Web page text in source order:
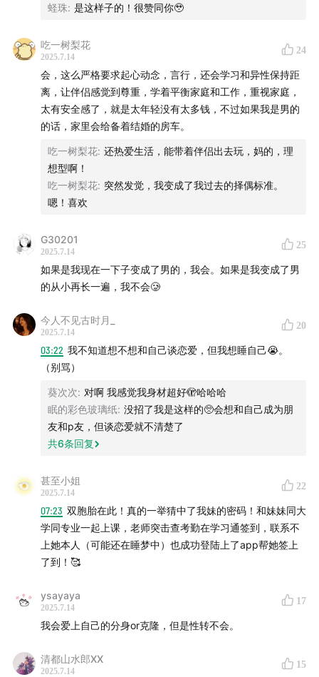
蛏珠: 是这样子的！很赞同你🥹
吃一树梨花
2025.7.14
24
会，这么严格要求起心动念，言行，还会学习和异性保持距
离，让伴侣感觉到尊重，学着平衡家庭和工作，重视家庭，
太有安全感了，就是太年轻没有太多钱，不过如果我是男的
的话，家里会给备着结婚的房车。
吃一树梨花: 还热爱生活，能带着伴侣出去玩，妈的，理
想型啊！
吃一树梨花: 突然发觉，我变成了我过去的择偶标准。
嗯！喜欢
G30201
2025.7.14
25
如果是我现在一下子变成了男的，我会。如果是我变成了男
的从小再长一遍，我不会🥲
今人不见古时月_
2025.7.14
20
03:22 我不知道想不想和自己谈恋爱，但我想睡自己😭。
（别骂）
葵次次: 对啊 我感觉我身材超好🫣哈哈哈
眠的彩色玻璃纸: 没招了我是这样的🥺会想和自己成为朋
友和p友，但谈恋爱就不清楚了
共6条回复
甚至小姐
2025.7.14
22
07:23 双胞胎在此！真的一举猜中了我妹的密码！和妹妹同大
学同专业一起上课，老师突击查考勤在学习通签到，联系不
上她本人（可能还在睡梦中）也成功登陆上了app帮她签上
了到！🥰
ysayaya
2025.7.14
17
我会爱上自己的分身or克隆，但是性转不会。
清都山水郎XX
2025.7.14
15